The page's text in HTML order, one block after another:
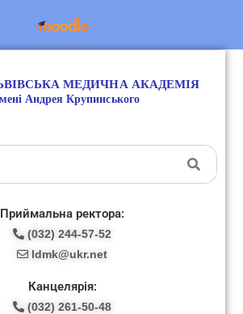
Приймальна ректора:
(032) 244-57-52
ldmk@ukr.net
Канцелярія:
(032) 261-50-48